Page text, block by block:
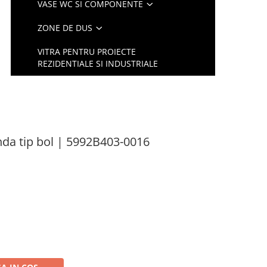
VASE WC SI COMPONENTE
ZONE DE DUS
VITRA PENTRU PROIECTE
REZIDENTIALE SI INDUSTRIALE
tip bol | 5992B403-0016